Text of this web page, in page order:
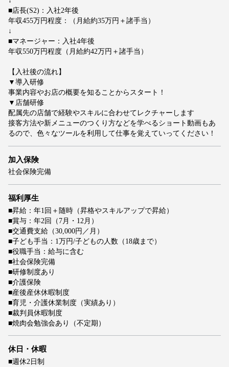
■店長(S2)：入社2年後
年収455万円程度：（月給約35万円＋諸手当）
↓
■マネージャー：入社4年後
年収550万円程度（月給約42万円＋諸手当）
【入社後の流れ】
▼導入研修
事業内容やお店の概要を知ることからスタート！
▼店舗研修
配属先の店舗で経験やスキルに合わせてレクチャーします
接客方法や新メニューのつくり方などを学べるショート動画もあ
るので、色々なツールを利用して仕事を覚えていってください！
加入保険
社会保険完備
福利厚生
■昇給：年1回＋随時（昇格やスキルアップで昇給）
■賞与：年2回（7月・12月）
■交通費支給（30,000円／月）
■子ども手当：1万円/子どもの人数（18歳まで）
■役職手当：給与に含む
■社会保険完備
■研修制度あり
■介護保険
■産後産休休暇制度
■育児・介護休業制度（実績あり）
■裁判員休暇制度
■焼肉会勉強会あり（不定期）
休日・休暇
■週休2日制